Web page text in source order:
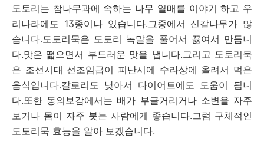
도토리는 참나무과에 속하는 나무 열매를 이야기 하고 우
리나라에도 13종이나 있습니다.그중에서 신갈나무가 많
습니다.도토리묵은 도토리 녹말을 풀어서 끓여서 만듭니
다.맛은 떫으면서 부드러운 맛을 냅니다.그리고 도토리묵
은 조선시대 선조임급이 피난시에 수라상에 올려서 먹은
음식입니다.칼로리도 낮아서 다이어트에도 도움이 됩니
다.또한 동의보감에서는 배가 부글거리거나 소변을 자주
보거나 몸이 자주 붓는 사람에게 좋습니다.그럼 구체적인
도토리묵 효능을 알아 보겠습니다.